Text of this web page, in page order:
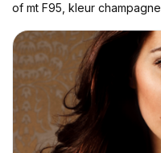
of mt F95, kleur